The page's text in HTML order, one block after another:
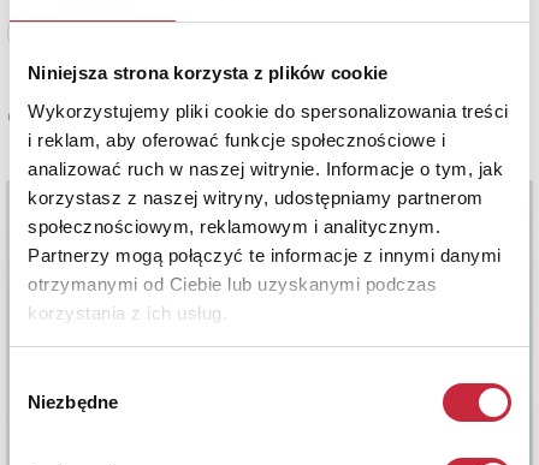
Niniejsza strona korzysta z plików cookie
Wykorzystujemy pliki cookie do spersonalizowania treści
i reklam, aby oferować funkcje społecznościowe i
analizować ruch w naszej witrynie. Informacje o tym, jak
korzystasz z naszej witryny, udostępniamy partnerom
społecznościowym, reklamowym i analitycznym.
Partnerzy mogą połączyć te informacje z innymi danymi
otrzymanymi od Ciebie lub uzyskanymi podczas
korzystania z ich usług.
zgody
Niezbędne
Cena oferowana
9 500 zł